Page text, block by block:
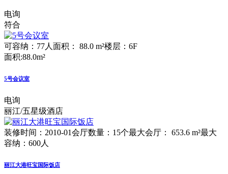
电询
符合
可容纳：77人 面积： 88.0 m²楼层：6F
面积:88.0m²
5号会议室
电询
丽江/五星级酒店
装修时间：2010-01会厅数量：15个最大会厅： 653.6 m²最大
容纳：600人
丽江大港旺宝国际饭店